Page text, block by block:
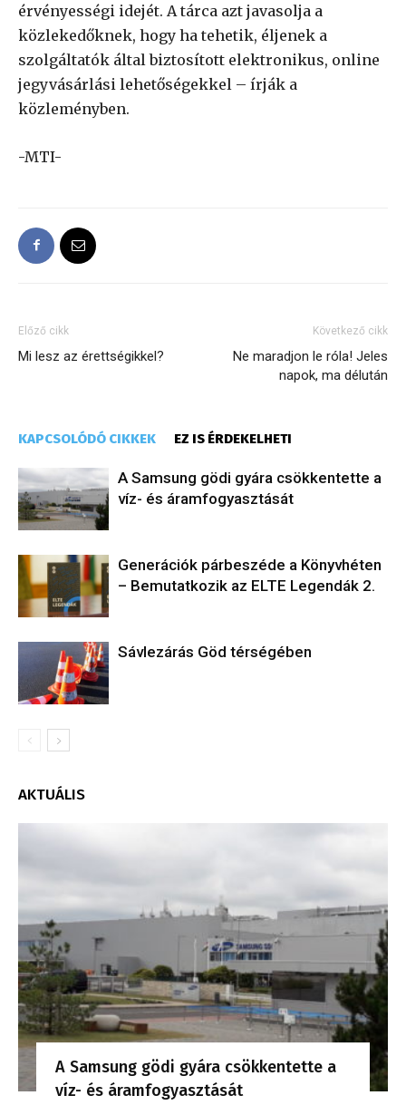
érvényességi idejét. A tárca azt javasolja a
közlekedőknek, hogy ha tehetik, éljenek a
szolgáltatók által biztosított elektronikus, online
jegyvásárlási lehetőségekkel – írják a
közleményben.
-MTI-
Előző cikk
Mi lesz az érettségikkel?
Következő cikk
Ne maradjon le róla! Jeles
napok, ma délután
KAPCSOLÓDÓ CIKKEK EZ IS ÉRDEKELHETI
A Samsung gödi gyára csökkentette a
víz- és áramfogyasztását
Generációk párbeszéde a Könyvhéten
– Bemutatkozik az ELTE Legendák 2.
Sávlezárás Göd térségében
AKTUÁLIS
A Samsung gödi gyára csökkentette a
víz- és áramfogyasztását